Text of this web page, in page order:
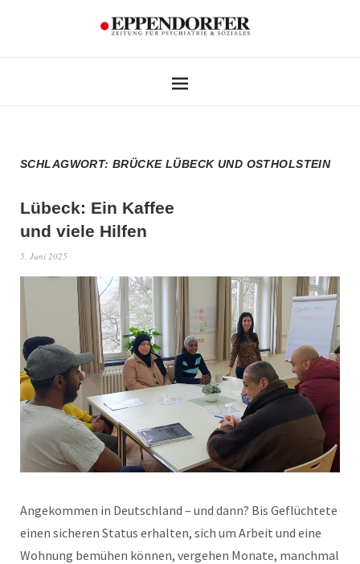
SCHLAGWORT:BRÜCKE LÜBECK UND OSTHOLSTEIN
Lübeck: Ein Kaffee
und viele Hilfen
5. Juni 2025
Angekommen in Deutschland – und dann? Bis Geflüchtete
einen sicheren Status erhalten, sich um Arbeit und eine
Wohnung bemühen können, vergehen Monate, manchmal